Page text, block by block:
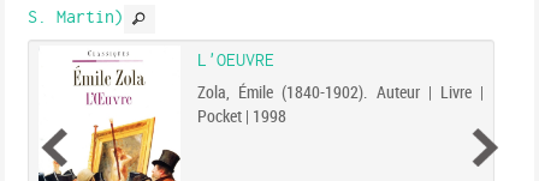
S. Martin)
L'OEUVRE
Zola, Émile (1840-1902). Auteur | Livre |
Pocket | 1998